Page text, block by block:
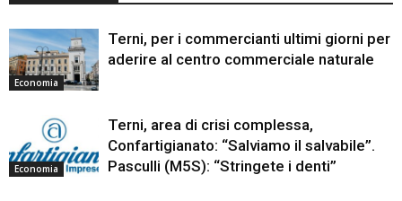
Economia
Terni, per i commercianti ultimi giorni per
aderire al centro commerciale naturale
Economia
Terni, area di crisi complessa,
Confartigianato: “Salviamo il salvabile”.
Pasculli (M5S): “Stringete i denti”